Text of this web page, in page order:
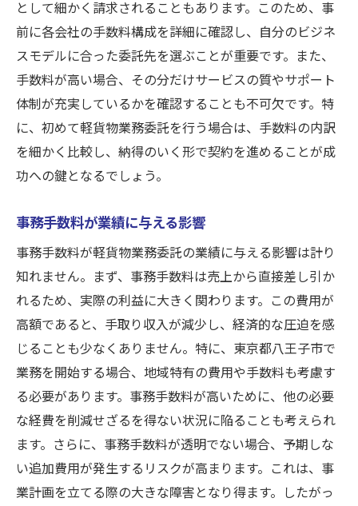
として細かく請求されることもあります。このため、事
前に各会社の手数料構成を詳細に確認し、自分のビジネ
スモデルに合った委託先を選ぶことが重要です。また、
手数料が高い場合、その分だけサービスの質やサポート
体制が充実しているかを確認することも不可欠です。特
に、初めて軽貨物業務委託を行う場合は、手数料の内訳
を細かく比較し、納得のいく形で契約を進めることが成
功への鍵となるでしょう。
事務手数料が業績に与える影響
事務手数料が軽貨物業務委託の業績に与える影響は計り
知れません。まず、事務手数料は売上から直接差し引か
れるため、実際の利益に大きく関わります。この費用が
高額であると、手取り収入が減少し、経済的な圧迫を感
じることも少なくありません。特に、東京都八王子市で
業務を開始する場合、地域特有の費用や手数料も考慮す
る必要があります。事務手数料が高いために、他の必要
な経費を削減せざるを得ない状況に陥ることも考えられ
ます。さらに、事務手数料が透明でない場合、予期しな
い追加費用が発生するリスクが高まります。これは、事
業計画を立てる際の大きな障害となり得ます。したがっ